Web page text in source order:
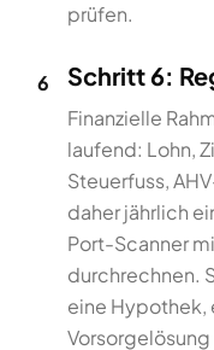
prüfen.
6 Schritt 6:
Finanzielle
laufend: Lohn,
Steuerfuss,
daher jährlich
Port-Scanner
durchrechnen.
eine Hypothek,